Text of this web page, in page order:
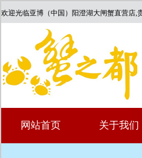
欢迎光临亚博（中国）阳澄湖大闸蟹直营店,
网站首页 关于我们